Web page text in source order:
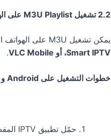
2.2 تشغيل M3U Playlist على الهاتف الذكي (Android و iPhone)
يمكن تشغيل M3U على الهواتف الذكية باستخدام تطبيقات مثل
Smart IPTV، أو VLC Mobile
.
خطوات التشغيل على Android و iPhone:
حمّل تطبيق IPTV المفضل لديك.